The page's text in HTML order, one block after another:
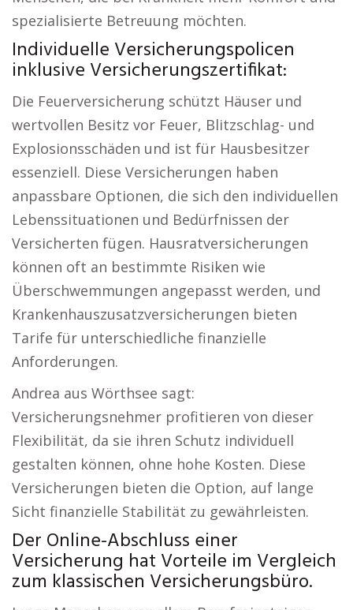
spezialisierte Betreuung möchten.
Individuelle Versicherungspolicen
inklusive Versicherungszertifikat:
Die Feuerversicherung schützt Häuser und
wertvollen Besitz vor Feuer, Blitzschlag- und
Explosionsschäden und ist für Hausbesitzer
essenziell. Diese Versicherungen haben
anpassbare Optionen, die sich den individuellen
Lebenssituationen und Bedürfnissen der
Versicherten fügen. Hausratversicherungen
können oft an bestimmte Risiken wie
Überschwemmungen angepasst werden, und
Krankenhauszusatzversicherungen bieten
Tarife für unterschiedliche finanzielle
Anforderungen.
Andrea aus Wörthsee sagt:
Versicherungsnehmer profitieren von dieser
Flexibilität, da sie ihren Schutz individuell
gestalten können, ohne hohe Kosten. Diese
Versicherungen bieten die Option, auf lange
Sicht finanzielle Stabilität zu gewährleisten.
Der Online-Abschluss einer
Versicherung hat Vorteile im Vergleich
zum klassischen Versicherungsbüro.